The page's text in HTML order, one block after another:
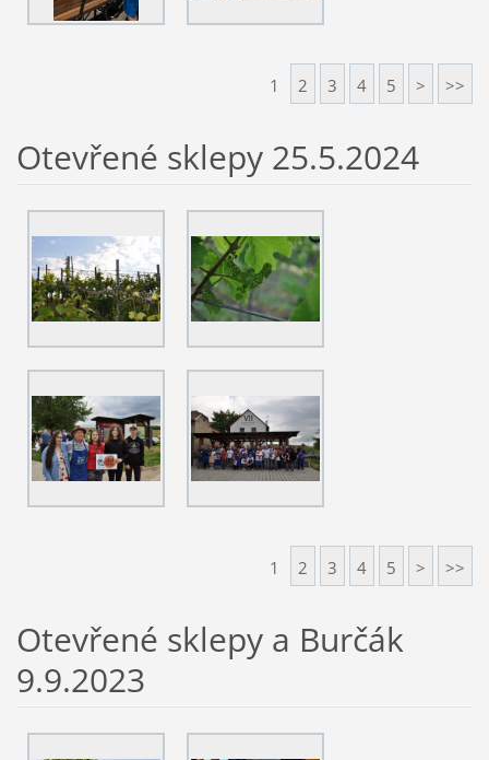
1 2 3 4 5 > >>
Otevřené sklepy 25.5.2024
1 2 3 4 5 > >>
Otevřené sklepy a Burčák
9.9.2023